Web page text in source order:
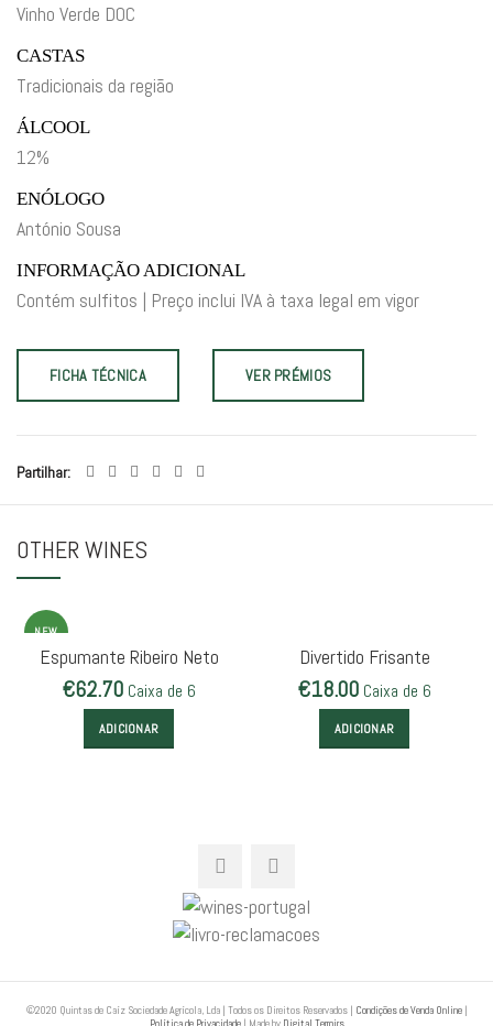
Vinho Verde DOC
CASTAS
Tradicionais da região
ÁLCOOL
12%
ENÓLOGO
António Sousa
INFORMAÇÃO ADICIONAL
Contém sulfitos | Preço inclui IVA à taxa legal em vigor
FICHA TÉCNICA VER PRÉMIOS
Partilhar
OTHER WINES
NEW
Espumante Ribeiro Neto
€62.70Caixa de 6
ADICIONAR
Divertido Frisante
€18.00Caixa de 6
ADICIONAR
©2020 Quintas de Caíz Sociedade Agrícola, Lda | Todos os Direitos Reservados | Condições de Venda Online|